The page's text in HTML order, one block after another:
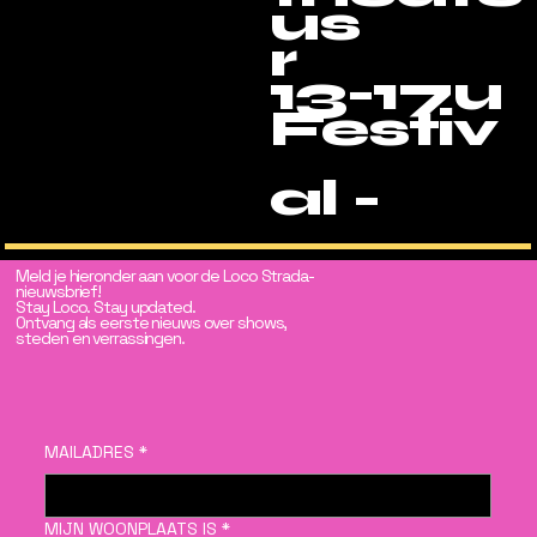
r
Festiv
al -
us
13-17u
Meld je hieronder aan voor de Loco Strada-
nieuwsbrief!
Stay Loco. Stay updated.
Ontvang als eerste nieuws over shows,
steden en verrassingen.
MAILADRES *
MIJN WOONPLAATS IS *